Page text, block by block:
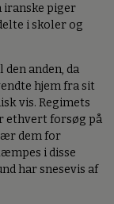
iranske piger
i skoler og
anden, da
hjem fra sit
vis. Regimets
ethvert forsøg på
dem for
i disse
har snesevis af